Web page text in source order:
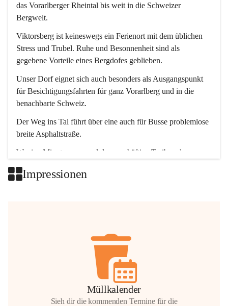
das Vorarlberger Rheintal bis weit in die Schweizer
Bergwelt.
Viktorsberg ist keineswegs ein Ferienort mit dem üblichen
Stress und Trubel. Ruhe und Besonnenheit sind als
gegebene Vorteile eines Bergdofes geblieben.
Unser Dorf eignet sich auch besonders als Ausgangspunkt
für Besichtigungsfahrten für ganz Vorarlberg und in die
benachbarte Schweiz.
Der Weg ins Tal führt über eine auch für Busse problemlose
breite Asphaltstraße.
Wenige Minuten nur, und das geschäftige Treiben der
Impressionen
Müllkalender
Sieh dir die kommenden Termine für die